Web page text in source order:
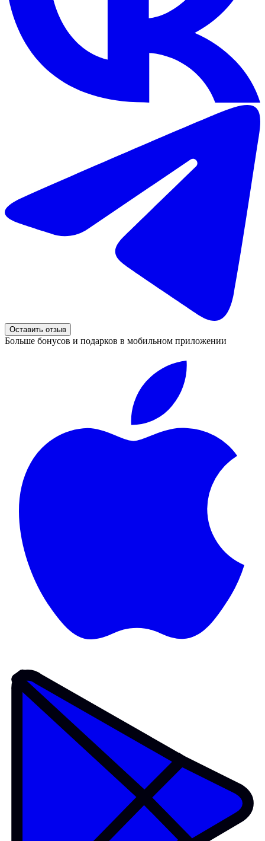
Оставить отзыв
Больше бонусов и подарков в мобильном приложении